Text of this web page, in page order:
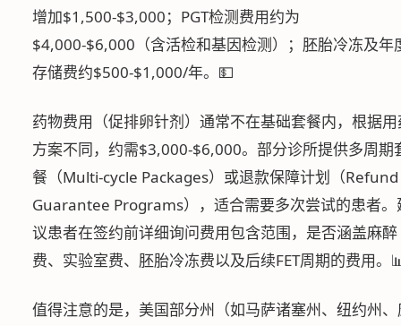
增加$1,500-$3,000；PGT检测费用约为
$4,000-$6,000（含活检和基因检测）；胚胎冷冻及年
存储费约$500-$1,000/年。💵
药物费用（促排卵针剂）通常不在基础套餐内，根据
方案不同，约需$3,000-$6,000。部分诊所提供多周期
餐（Multi-cycle Packages）或退款保障计划（Refund
Guarantee Programs），适合需要多次尝试的患者。
议患者在签约前详细询问费用包含范围，是否涵盖麻醉
费、实验室费、胚胎冷冻费以及后续FET周期的费用。
值得注意的是，美国部分州（如马萨诸塞州、纽约州